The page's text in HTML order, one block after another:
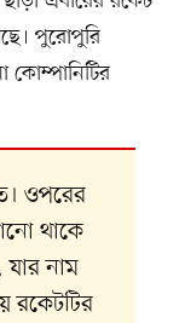
পুরোপুরি
কোম্পানিটির
ওপরের
থাকে
যার নাম
রকেটটির